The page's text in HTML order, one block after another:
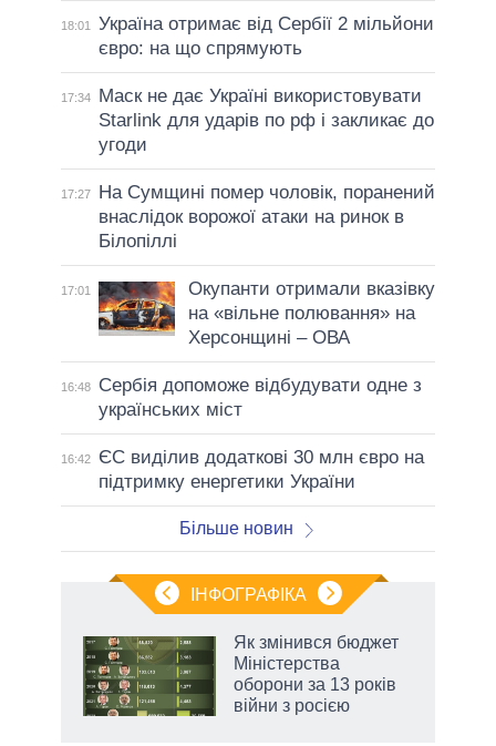
18:01
Україна отримає від Сербії 2 мільйони
євро: на що спрямують
17:34
Маск не дає Україні використовувати
Starlink для ударів по рф і закликає до
угоди
17:27
На Сумщині помер чоловік, поранений
внаслідок ворожої атаки на ринок в
Білопіллі
17:01
Окупанти отримали вказівку
на «вільне полювання» на
Херсонщині – ОВА
16:48
Сербія допоможе відбудувати одне з
українських міст
16:42
ЄС виділив додаткові 30 млн євро на
підтримку енергетики України
Більше новин
ІНФОГРАФІКА
Як змінився бюджет
Міністерства
оборони за 13 років
війни з росією